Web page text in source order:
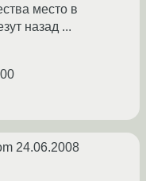
место в
назад ...
24.06.2008